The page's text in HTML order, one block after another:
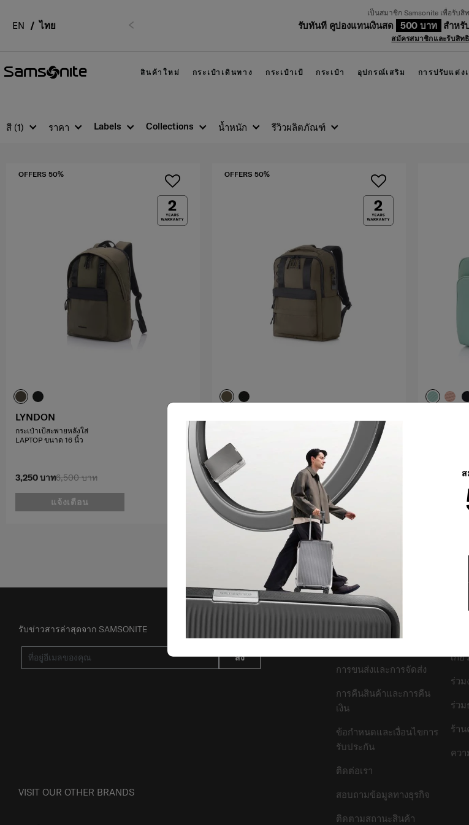
EN ไทย
เป็นสมาชิก Samsonite เพื่อรับสิทธิพิเศษที่เ
รับทันที คูปองแทนเงินสด 500 บาท สำหรับคำสั่งซื้
สมัครสมาชิกและรับสิทธิพิเศษเลย!
สินค้าใหม่ กระเป๋าเดินทาง กระเป๋าเป้ กระเป๋า อุปกรณ์เสริม การปรับแต่ง
สี (1) ราคา Labels Collections น้ำหนัก รีวิวผลิตภัณฑ์
6,500 บาท
3,250 บาท
แจ้งเตือน
OFFERS 50%
LYNDON
กระเป๋าเป้สะพายหลังใส่
LAPTOP ขนาด 16 นิ้ว
7,500 บาท
3,750 บาท
แจ้งเตือน
OFFERS 50%
(RECTANGLE)
1,750 บาท
เ
รับข่าวสารล่าสุดจาก SAMSONITE
ส่ง
VISIT OUR OTHER BRANDS
บ่อย
การขนส่งและการจัดส่ง
การคืนสินค้าและการคืน
เงิน
ข้อกำหนดและเงื่อนไขการ
รับประกัน
ติดต่อเรา
สอบถามข้อมูลทางธุรกิจ
ติดตามสถานะสินค้า
เกี่ย
ร่วม
ร่วม
ร้าน
คว